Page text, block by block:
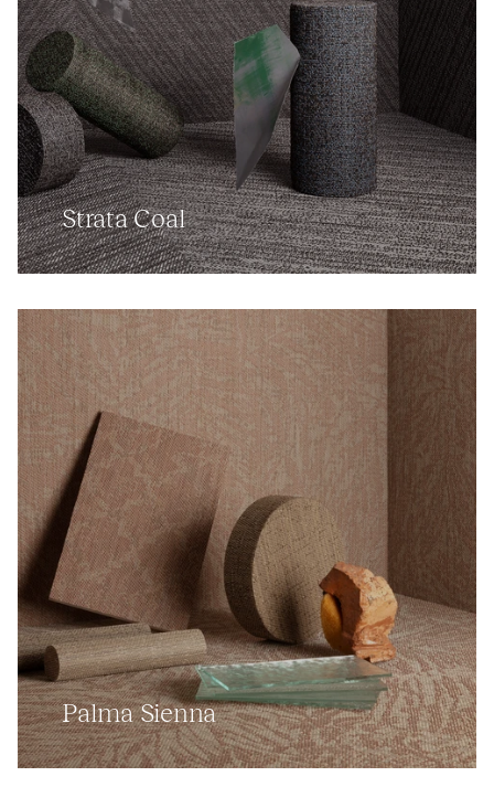
Strata Coal
Palma Sienna